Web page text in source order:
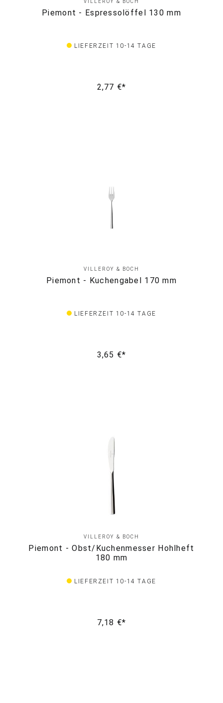
VILLEROY & BOCH
Piemont - Espressolöffel 130 mm
LIEFERZEIT 10-14 TAGE
2,77 €*
VILLEROY & BOCH
Piemont - Kuchengabel 170 mm
LIEFERZEIT 10-14 TAGE
3,65 €*
VILLEROY & BOCH
Piemont - Obst/Kuchenmesser Hohlheft
180 mm
LIEFERZEIT 10-14 TAGE
7,18 €*